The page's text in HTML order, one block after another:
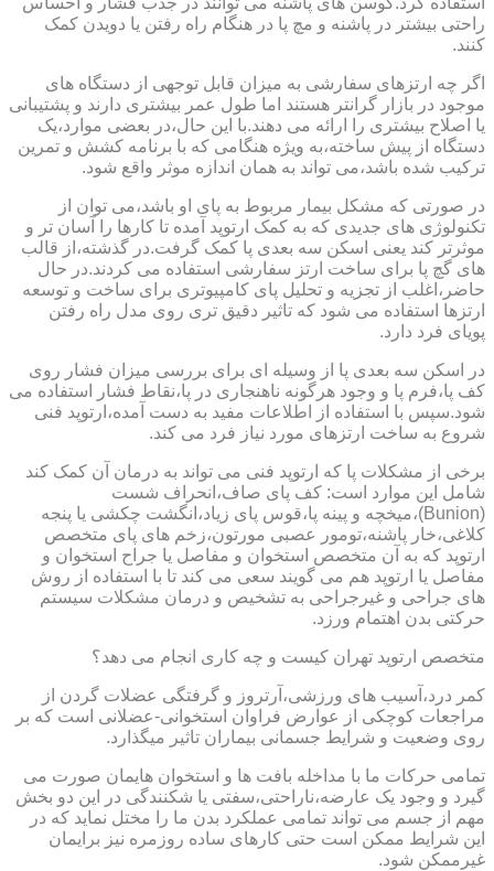
راحتی بیشتر در پاشنه و مچ پا در هنگام راه رفتن یا دویدن کمک
کنند.
اگر چه ارتزهای سفارشی به میزان قابل توجهی از دستگاه های
موجود در بازار گرانتر هستند اما طول عمر بیشتری دارند و پشتیبانی
یا اصلاح بیشتری را ارائه می دهند.با این حال،در بعضی موارد،یک
دستگاه از پیش ساخته،به ویژه هنگامی که با برنامه کشش و تمرین
ترکیب شده باشد،می تواند به همان اندازه موثر واقع شود.
در صورتی که مشکل بیمار مربوط به پای او باشد،می توان از
تکنولوژی های جدیدی که به کمک ارتوپد آمده تا کارها را آسان تر و
موثرتر کند یعنی اسکن سه بعدی پا کمک گرفت.در گذشته،از قالب
های گچ پا برای ساخت ارتز سفارشی استفاده می کردند.در حال
حاضر،اغلب از تجزیه و تحلیل پای کامپیوتری برای ساخت و توسعه
ارتزها استفاده می شود که تاثیر دقیق تری روی مدل راه رفتن
پویای فرد دارد.
در اسکن سه بعدی پا از وسیله ای برای بررسی میزان فشار روی
کف پا،فرم پا و وجود هرگونه ناهنجاری در پا،نقاط فشار استفاده می
شود.سپس با استفاده از اطلاعات مفید به دست آمده،ارتوپد فنی
شروع به ساخت ارتزهای مورد نیاز فرد می کند.
برخی از مشکلات پا که ارتوپد فنی می تواند به درمان آن کمک کند
شامل این موارد است: کف پای صاف،انحراف شست
(Bunion)،میخچه و پینه پا،قوس پای زیاد،انگشت چکشی یا پنجه
کلاغی،خار پاشنه،تومور عصبی مورتون،زخم های پای متخصص
ارتوپد که به آن متخصص استخوان و مفاصل یا جراح استخوان و
مفاصل یا ارتوپد هم می گویند سعی می کند تا با استفاده از روش
های جراحی و غیرجراحی به تشخیص و درمان مشکلات سیستم
حرکتی بدن اهتمام ورزد.
متخصص ارتوپد تهران کیست و چه کاری انجام می دهد؟
کمر درد،آسیب های ورزشی،آرتروز و گرفتگی عضلات گردن از
مراجعات کوچکی از عوارض فراوان استخوانی-عضلانی است که بر
روی وضعیت و شرایط جسمانی بیماران تاثیر میگذارد.
تمامی حرکات ما با مداخله بافت ها و استخوان هایمان صورت می
گیرد و وجود یک عارضه،ناراحتی،سفتی یا شکنندگی در این دو بخش
مهم از جسم می تواند تمامی عملکرد بدن ما را مختل نماید که در
این شرایط ممکن است حتی کارهای ساده روزمره نیز برایمان
غیرممکن شود.